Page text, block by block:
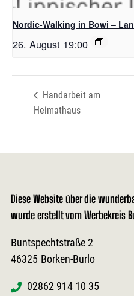
Nordic-Walking in Bowi –
26. August 19:00
Handarbeit am
Heimathaus
Diese Website über die
wurde erstellt vom Werbekreis
Buntspechtstraße 2
46325 Borken-Burlo
02862 914 10 35